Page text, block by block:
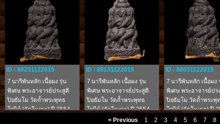
ID : 88231122015
7 นารีพันหลัก เนื้อผง รุ่น
พิเศษ พระอาจารย์ประสูติ
ปิยธัมโม วัดถ้ำพระพุทธ
โกษีย์ (วัดในเตา) ปี 2554
ID : 88131122015
7 นารีพันหลัก เนื้อผง รุ่น
พิเศษ พระอาจารย์ประสูติ
ปิยธัมโม วัดถ้ำพระพุทธ
โกษีย์ (วัดในเตา) ปี 2554
ID : 88031122015
7 นารีพันหลัก เนื้อผง
พิเศษ พระอาจารย์ปร
ปิยธัมโม วัดถ้ำพระพุ
โกษีย์ (วัดในเตา) ปี
จ.ตรัง
< Previous 1 2 3 4 5 6 7 8